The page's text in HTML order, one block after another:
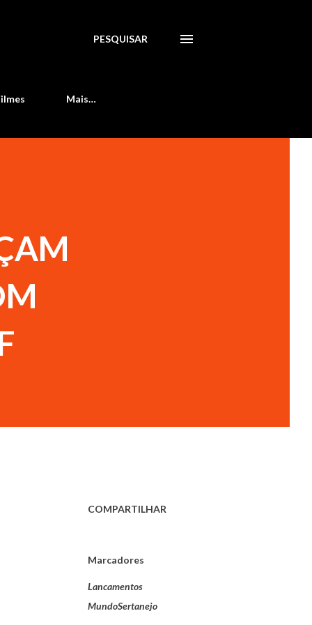
PESQUISAR
Mais…
COMPARTILHAR
Marcadores
Lancamentos
MundoSertanejo